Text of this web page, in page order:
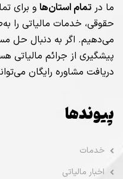
ما در تمام استان‌ها و برای
حقوقی، خدمات مالیاتی را
می‌دهیم. اگر به دنبال حل
پیشگیری از جرائم مالیاتی
دریافت مشاوره رایگان
پیوندها
خدمات
اخبار مالیاتی